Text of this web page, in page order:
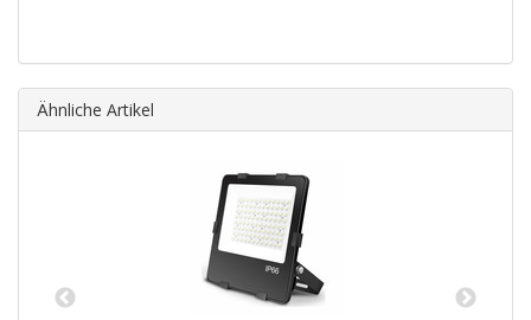
Ähnliche Artikel